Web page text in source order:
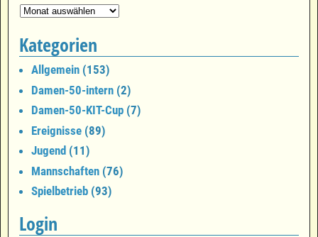
Kategorien
Allgemein (153)
Damen-50-intern (2)
Damen-50-KIT-Cup (7)
Ereignisse (89)
Jugend (11)
Mannschaften (76)
Spielbetrieb (93)
Login